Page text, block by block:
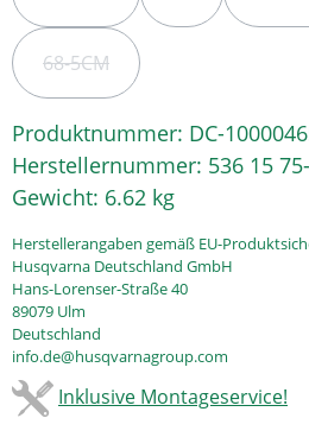
(DIESE OPTION IST ZURZEIT
(DIESE OPTION
68-5CM(DIESE OPTION IST ZURZEIT
Produktnummer: DC-
Herstellernummer: 536 15
Gewicht: 6.62 kg
Herstellerangaben gemäß EU-
Husqvarna Deutschland GmbH
Hans-Lorenser-Straße 40
89079 Ulm
Deutschland
info.de@husqvarnagroup.com
Inklusive Montageservice!